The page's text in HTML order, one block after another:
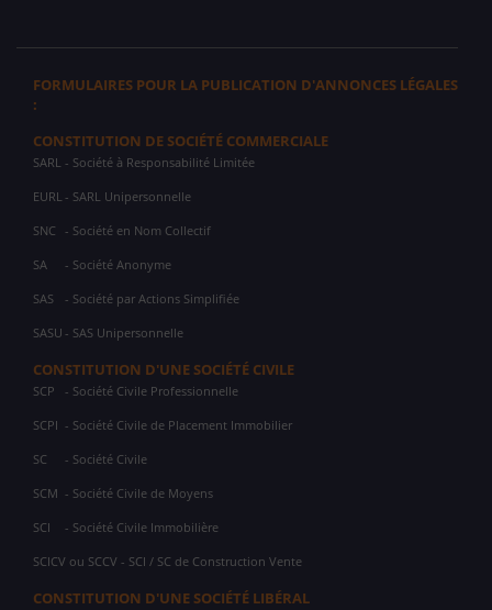
FORMULAIRES POUR LA PUBLICATION D'ANNONCES LÉGALES
:
CONSTITUTION DE SOCIÉTÉ COMMERCIALE
SARL - Société à Responsabilité Limitée
EURL - SARL Unipersonnelle
SNC - Société en Nom Collectif
SA - Société Anonyme
SAS - Société par Actions Simplifiée
SASU - SAS Unipersonnelle
CONSTITUTION D'UNE SOCIÉTÉ CIVILE
SCP - Société Civile Professionnelle
SCPI - Société Civile de Placement Immobilier
SC - Société Civile
SCM - Société Civile de Moyens
SCI - Société Civile Immobilière
SCICV ou SCCV - SCI / SC de Construction Vente
CONSTITUTION D'UNE SOCIÉTÉ LIBÉRAL